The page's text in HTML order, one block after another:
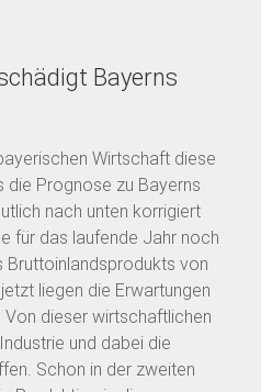
Bayerns
Wirtschaft diese
die Prognose zu Bayerns
nach unten korrigiert
für das laufende Jahr noch
Bruttoinlandsprodukts von
liegen die Erwartungen
dieser wirtschaftlichen
und dabei die
Schon in der zweiten